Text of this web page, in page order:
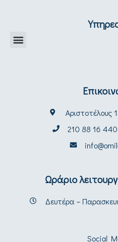
Αριστοτέλους
210 88 16 440
Ωράριο
Δευτέρα –
Social